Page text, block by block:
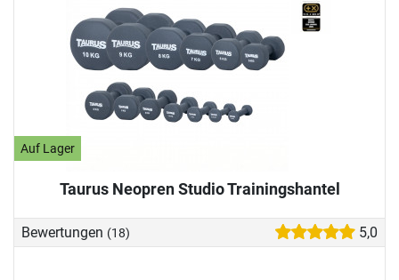
Auf Lager
Taurus Neopren Studio Trainingshantel
Bewertungen (18) 5,0